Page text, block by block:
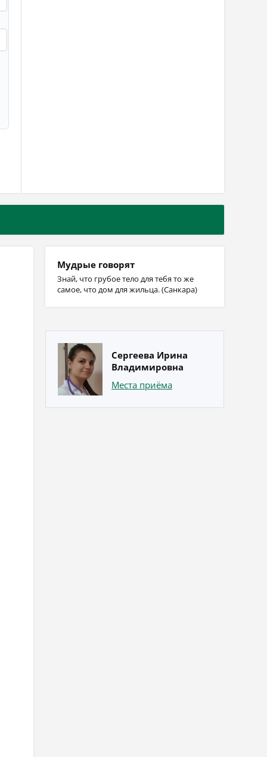
Мудрые говорят
Знай, что грубое тело для тебя то же
самое, что дом для жильца. (Санкара)
Сергеева Ирина
Владимировна
Места приёма